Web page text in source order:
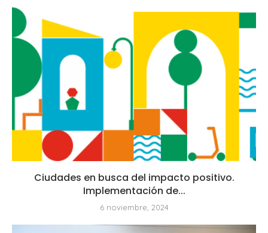
Ciudades en busca del impacto positivo.
Implementación de...
6 noviembre, 2024